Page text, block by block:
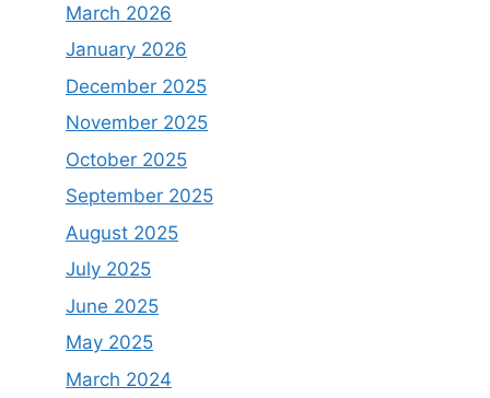
March 2026
January 2026
December 2025
November 2025
October 2025
September 2025
August 2025
July 2025
June 2025
May 2025
March 2024